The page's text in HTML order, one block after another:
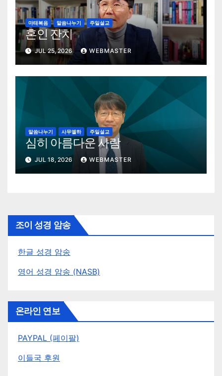
마태복음 말씀나누기 주일설교
혼인 잔치
JUL 25, 2026 WEBMASTER
말씀나누기 사무엘하 주일설교
심히 아름다운 사람
JUL 18, 2026 WEBMASTER
조이 성경 암송
한글 성경 암송
영어 성경 암송 (NASB)
온라인 연보
PAYPAL (페이팔)
이들국 후원